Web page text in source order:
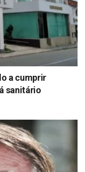
a cumprir
sanitário